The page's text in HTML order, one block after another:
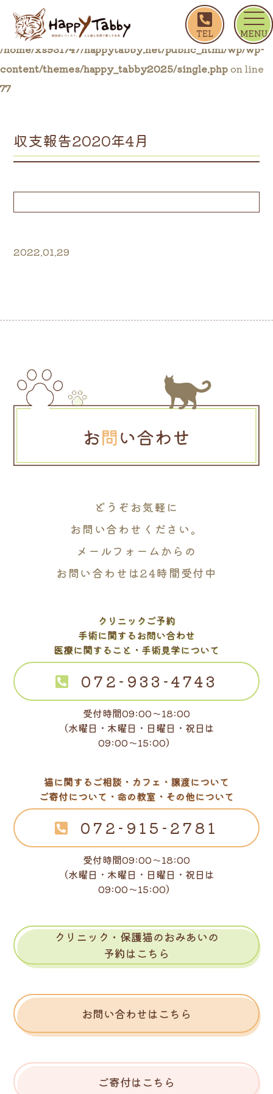
ホーム
Warning: Trying to access array offset on false in
/home/xs931747/happytabby.net/public_html/wp/wp-
content/themes/happy_tabby2025/single.phpon line
77
収支報告2020年4月
2022.01.29
どうぞお気軽に
お問い合わせください。
メールフォームからの
お問い合わせは24時間受付中
クリニックご予約
手術に関するお問い合わせ
医療に関すること・手術見学について
072-933-4743
受付時間09:00～18:00
（水曜日・木曜日・日曜日・祝日は
09:00～15:00）
猫に関するご相談・カフェ・譲渡について
ご寄付について・命の教室・その他について
072-915-2781
受付時間09:00～18:00
（水曜日・木曜日・日曜日・祝日は
09:00～15:00）
クリニック・保護猫のおみあいの
予約はこちら
お問い合わせはこちら
ご寄付はこちら